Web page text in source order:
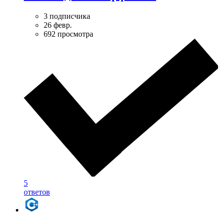
3 подписчика
26 февр.
692 просмотра
5
ответов